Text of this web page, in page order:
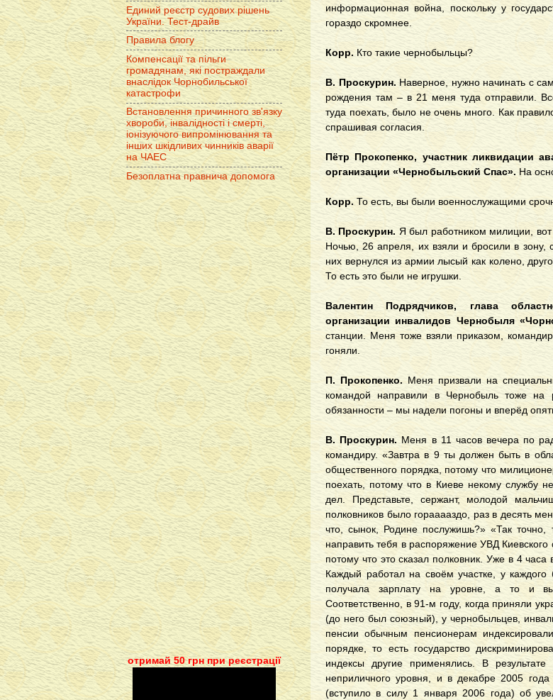
информационная война, поскольку у
гораздо скромнее.
Корр. Кто такие чернобыльцы?
В. Проскурин. Наверное, нужно начинать с
рождения там – в 21 меня туда отправили.
туда поехать, было не очень много. Как
спрашивая согласия.
Пётр Прокопенко, участник ликвидации
организации «Чернобыльский Спас». На
Корр. То есть, вы были военнослужащими
В. Проскурин. Я был работником милиции,
Ночью, 26 апреля, их взяли и бросили в зону,
них вернулся из армии лысый как колено,
То есть это были не игрушки.
Валентин Подрядчиков, глава
организации инвалидов Чернобыля
станции. Меня тоже взяли приказом,
гоняли.
П. Прокопенко. Меня призвали на
командой направили в Чернобыль тоже на
обязанности – мы надели погоны и вперёд
В. Проскурин. Меня в 11 часов вечера по
командиру. «Завтра в 9 ты должен быть в
общественного порядка, потому что
поехать, потому что в Киеве некому службу
дел. Представьте, сержант, молодой
полковников было горааааздо, раз в десять
что, сынок, Родине послужишь?» «Так
направить тебя в распоряжение УВД
потому что это сказал полковник. Уже в 4
Каждый работал на своём участке, у
получала зарплату на уровне, а то и
Соответственно, в 91-м году, когда приняли
(до него был союзный), у чернобыльцев,
пенсии обычным пенсионерам
порядке, то есть государство
индексы другие применялись. В
неприличного уровня, и в декабре 2005
(вступило в силу 1 января 2006 года) об
Единий реєстр судових рішень
України. Тест-драйв
Правила блогу
Компенсації та пільги
громадянам, які постраждали
внаслідок Чорнобильської
катастрофи
Встановлення причинного зв'язку
хвороби, інвалідності і смерті,
іонізуючого випромінювання та
інших шкідливих чинників аварії
на ЧАЕС
Безоплатна правнича допомога
отримай 50 грн при реєстрації